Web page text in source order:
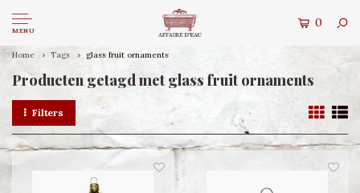
MENU
0
Home Tags glass fruit ornaments
Producten getagd met glass fruit ornaments
Filters